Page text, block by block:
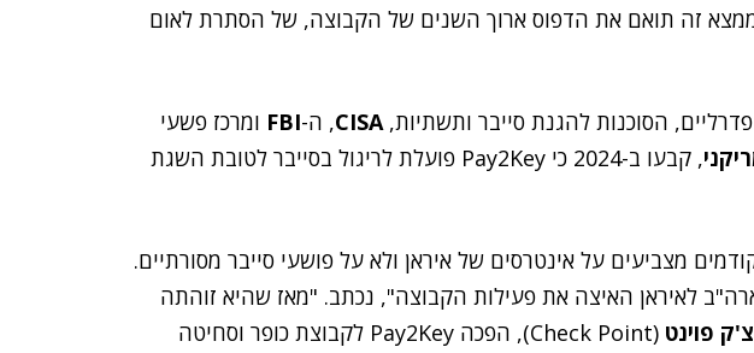
ממצא זה תואם את הדפוס ארוך השנים של הקבוצה, של הסתרת לאום
הסוכנות להגנת סייבר ותשתיות,CISA, ה-FBI ומרכז פשעי
, קבעו ב-2024 כי Pay2Key פועלת לריגול בסייבר לטובת השגת
מצביעים על אינטרסים של איראן ולא על פושעי סייבר מסורתיים.
לאיראן האיצה את פעילות הקבוצה", נכתב. "מאז שהיא זוהתה
צ'ק פוינט
(Check Point), הפכה Pay2Key לקבוצת כופר וסחיטה